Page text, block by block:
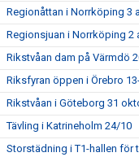
Regionåttan i Norrköping 3
Regionsjuan i Norrköping 2
Rikstvåan dam på Värmdö
Riksfyran öppen i Örebro
Rikstvåan i Göteborg 31
Tävling i Katrineholm 24/10
Storstädning i T1-hallen för